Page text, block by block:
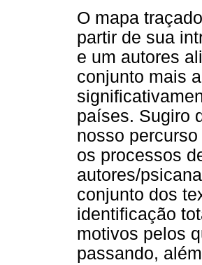
O mapa
partir de sua
e um autores
conjunto mais
países. Sugiro
nosso
os processos
autores/
conjunto dos
identificação
motivos pelos
passando,